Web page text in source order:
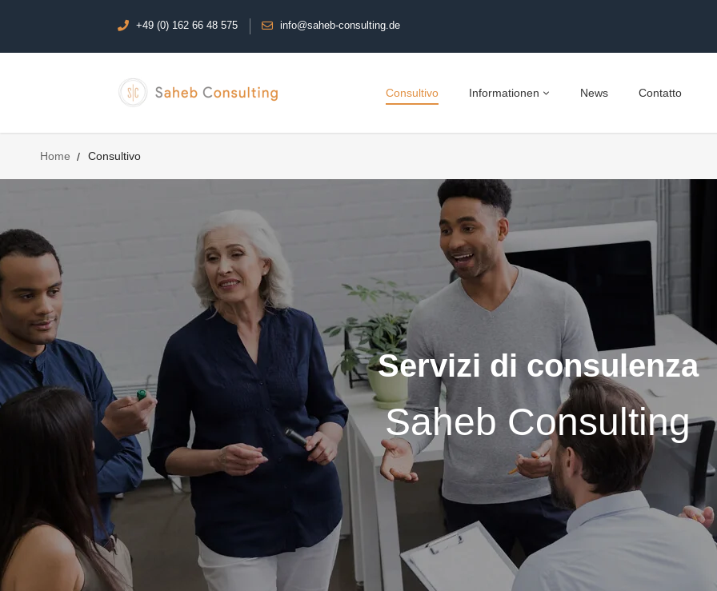
+49 (0) 162 66 48 575 info@saheb-consulting.de
Consultivo Informationen News Contatto
Home Consultivo
Servizi di consulenza
Saheb Consulting